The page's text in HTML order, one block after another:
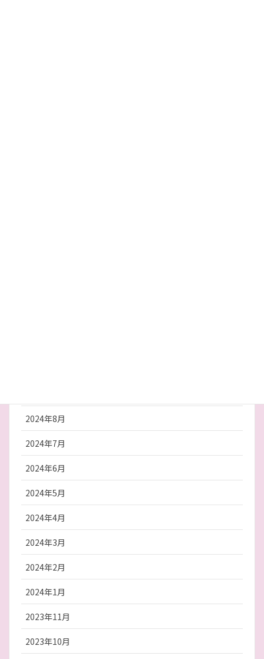
2024年8月
2024年7月
2024年6月
2024年5月
2024年4月
2024年3月
2024年2月
2024年1月
2023年11月
2023年10月